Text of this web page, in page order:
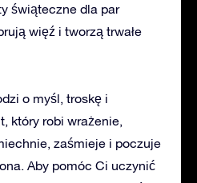
świąteczne dla par
więź i tworzą trwałe
o myśl, troskę i
który robi wrażenie,
zaśmieje i poczuje
Aby pomóc Ci uczynić